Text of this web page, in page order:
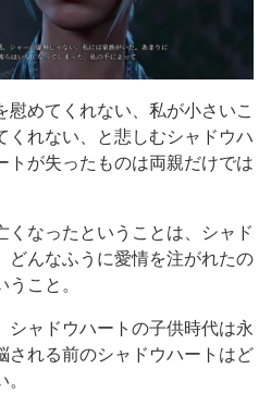
慰めてくれない、私が小さいこ
くれない、と悲しむシャドウハ
トが失ったものは両親だけでは
くなったということは、シャド
どんなふうに愛情を注がれたの
こと。
シャドウハートの子供時代は永
される前のシャドウハートはど